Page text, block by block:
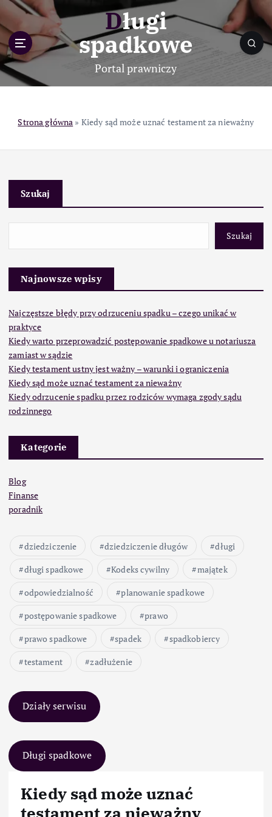
p
o
c
Długi
spadkowe
Portal prawniczy
Strona główna » Kiedy sąd może uznać testament za nieważny
Szukaj
Szukaj
Najnowsze wpisy
Najczęstsze błędy przy odrzuceniu spadku – czego unikać w
praktyce
Kiedy warto przeprowadzić postępowanie spadkowe u notariusza
zamiast w sądzie
Kiedy testament ustny jest ważny – warunki i ograniczenia
Kiedy sąd może uznać testament za nieważny
Kiedy odrzucenie spadku przez rodziców wymaga zgody sądu
rodzinnego
Kategorie
Blog
Finanse
poradnik
dziedziczenie dziedziczenie długów
długi
długi spadkowe
Kodeks cywilny
majątek
odpowiedzialność
planowanie spadkowe
postępowanie spadkowe
prawo
prawo spadkowe
spadek
spadkobiercy
testament
zadłużenie
Działy serwisu
Długi spadkowe
Kiedy sąd może uznać
testament za nieważny